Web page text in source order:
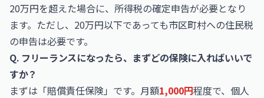
20万円を超えた場合に、所得税の確定申告が必要となり
ます。ただし、20万円以下であっても市区町村への住民税
の申告は必要です。
Q. フリーランスになったら、まずどの保険に入ればいいで
すか？
まずは「賠償責任保険」です。月額1,000円程度で、個人